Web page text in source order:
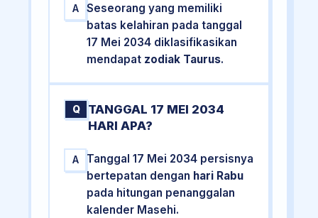
A
Seseorang yang memiliki
batas kelahiran pada tanggal
17 Mei 2034 diklasifikasikan
mendapat zodiak Taurus.
Q
TANGGAL 17 MEI 2034
HARI APA?
A
Tanggal 17 Mei 2034 persisnya
bertepatan dengan hari Rabu
pada hitungan penanggalan
kalender Masehi.